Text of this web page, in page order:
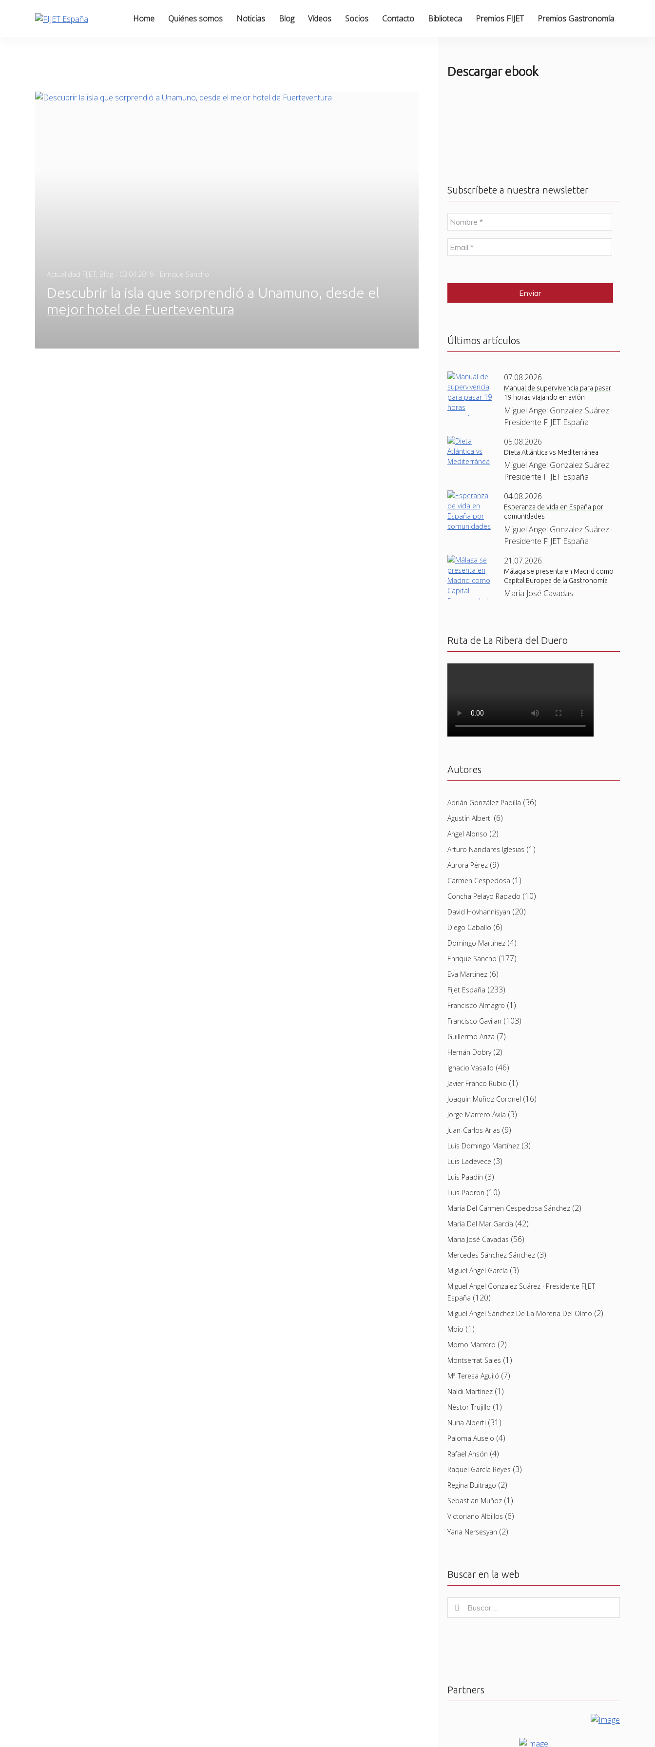
Home Quiénes somos Noticias Blog Vídeos Socios Contacto Biblioteca Premios FIJET Premios Gastronomía
Actualidad FIJET, Blog - Posted
03.04.2019 - Enrique Sancho
Descubrir la isla que sorprendió a Unamuno, desde el
mejor hotel de Fuerteventura
Descargar ebook
Subscríbete a nuestra newsletter
N
o
m
b
r
E
m
l
Últimos artículos
07.08.2026
Manual de supervivencia para pasar
19 horas viajando en avión
Miguel Angel Gonzalez Suárez ·
Presidente FIJET España
05.08.2026
Dieta Atlántica vs Mediterránea
Miguel Angel Gonzalez Suárez ·
Presidente FIJET España
04.08.2026
Esperanza de vida en España por
comunidades
Miguel Angel Gonzalez Suárez ·
Presidente FIJET España
21.07.2026
Málaga se presenta en Madrid como
Capital Europea de la Gastronomía
Maria José Cavadas
Ruta de La Ribera del Duero
Autores
Adrián González Padilla (36)
Agustín Alberti (6)
Angel Alonso (2)
Arturo Nanclares Iglesias (1)
Aurora Pérez(9)
Carmen Cespedosa (1)
Concha Pelayo Rapado (10)
David Hovhannisyan (20)
Diego Caballo (6)
Domingo Martínez(4)
Enrique Sancho (177)
Eva Martinez(6)
Fijet España (233)
Francisco Almagro (1)
Francisco Gavilan (103)
Guillermo Ariza (7)
Hernán Dobry(2)
Ignacio Vasallo (46)
Javier Franco Rubio (1)
Joaquin Muñoz Coronel (16)
Jorge Marrero Ávila (3)
Juan-Carlos Arias (9)
Luis Domingo Martínez(3)
Luis Ladevece (3)
Luis Paadín (3)
Luis Padron (10)
María Del Carmen Cespedosa Sánchez(2)
María Del Mar García (42)
Maria José Cavadas (56)
Mercedes Sánchez Sánchez(3)
Miguel Ángel García (3)
Miguel Angel Gonzalez Suárez · Presidente FIJET
España (120)
Miguel Ángel Sánchez De La Morena Del Olmo (2)
Moio (1)
Momo Marrero (2)
Montserrat Sales (1)
Mª Teresa Aguiló (7)
Naldi Martínez(1)
Néstor Trujillo (1)
Nuria Alberti (31)
Paloma Ausejo (4)
Rafael Ansón (4)
Raquel García Reyes (3)
Regina Buitrago (2)
Sebastian Muñoz(1)
Victoriano Albillos (6)
Yana Nersesyan (2)
Buscar en la web
for:
Buscar
Partners